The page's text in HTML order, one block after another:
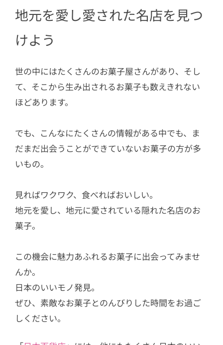
地元を愛し愛された名店を見つ
けよう
世の中にはたくさんのお菓子屋さんがあり、そし
て、そこから生み出されるお菓子も数えきれない
ほどあります。
でも、こんなにたくさんの情報がある中でも、ま
だまだ出会うことができていないお菓子の方が多
いもの。
見ればワクワク、食べればおいしい。
地元を愛し、地元に愛されている隠れた名店のお
菓子。
この機会に魅力あふれるお菓子に出会ってみませ
んか。
日本のいいモノ発見。
ぜひ、素敵なお菓子とのんびりした時間をお過ご
しください。